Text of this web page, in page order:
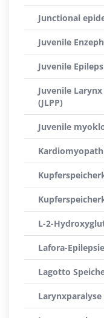
Junctional
Juvenile
Juvenile
Juvenile
(JLPP)
Juvenile
L-2-
Lafora-Epilepsie
Lagotto
Larynxparalyse